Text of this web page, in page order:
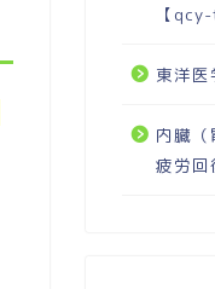
【
東洋
内臓
疲労回